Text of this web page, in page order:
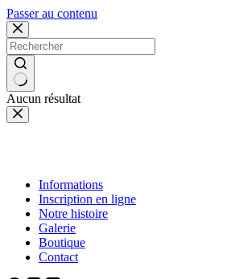
Passer au contenu
Aucun résultat
Informations
Inscription en ligne
Notre histoire
Galerie
Boutique
Contact